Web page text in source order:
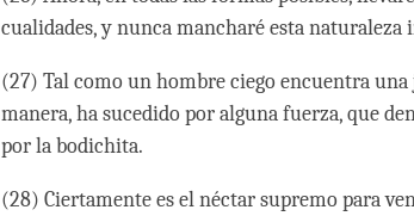
cualidades, y nunca mancharé esta naturaleza
(27) Tal como un hombre ciego encuentra
manera, ha sucedido por alguna fuerza, que
por la bodichita.
(28) Ciertamente es el néctar supremo para